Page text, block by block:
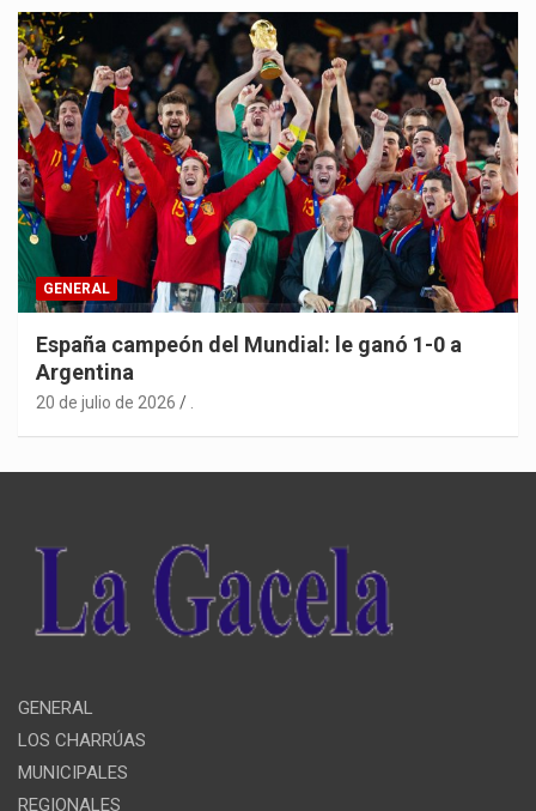
GENERAL
España campeón del Mundial: le ganó 1-0 a
Argentina
20 de julio de 2026
GENERAL
LOS CHARRÚAS
MUNICIPALES
REGIONALES